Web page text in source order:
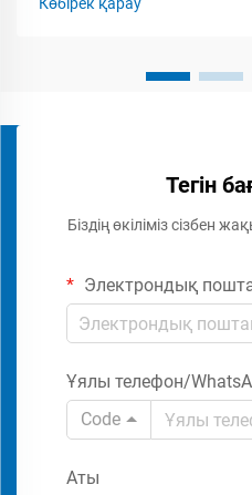
құрылымын түсіну
Тегін
Біздің өкіліміз сізбен
Электрондық
Ұялы телефон/
Code
Аты